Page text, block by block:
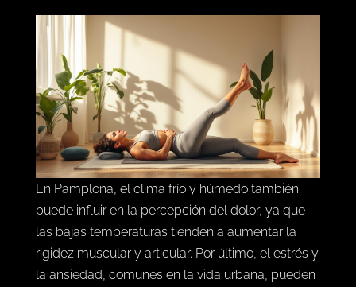
En Pamplona, el clima frío y húmedo también
puede influir en la percepción del dolor, ya que
las bajas temperaturas tienden a aumentar la
rigidez muscular y articular. Por último, el estrés y
la ansiedad, comunes en la vida urbana, pueden